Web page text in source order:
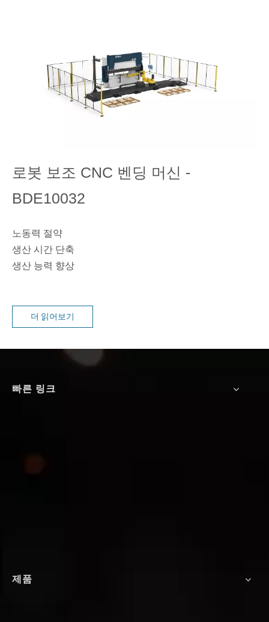
로봇 보조 CNC 벤딩 머신 -
BDE10032
노동력 절약
생산 시간 단축
생산 능력 향상
더 읽어보기
빠른 링크
제품